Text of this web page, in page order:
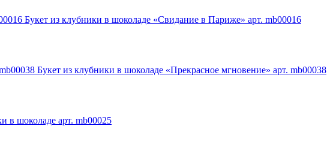
Букет из клубники в шоколаде «Свидание в Париже» арт. mb00016
Букет из клубники в шоколаде «Прекрасное мгновение» арт. mb00038
в шоколаде арт. mb00025